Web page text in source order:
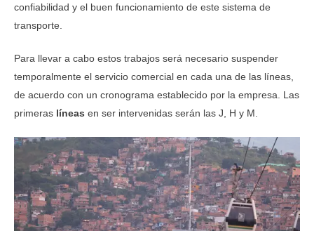
confiabilidad y el buen funcionamiento de este sistema de
transporte.
Para llevar a cabo estos trabajos será necesario suspender
temporalmente el servicio comercial en cada una de las líneas,
de acuerdo con un cronograma establecido por la empresa. Las
primeras líneas en ser intervenidas serán las J, H y M.